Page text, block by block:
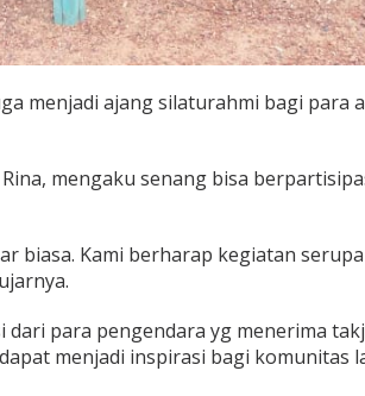
menjadi ajang silaturahmi bagi para
mengaku senang bisa
biasa. Kami berharap kegiatan
dari para pengendara yg menerima
menjadi inspirasi bagi komunitas